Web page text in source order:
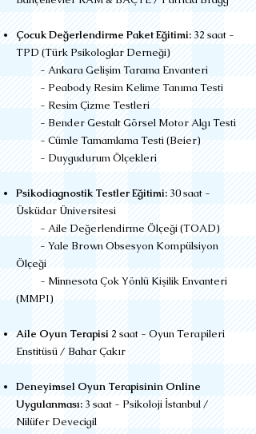
Çocuk Değerlendirme Paket Eğitimi: 32 saat -
TPD (Türk Psikologlar Derneği)
- Ankara Gelişim Tarama Envanteri
- Peabody Resim Kelime Tanıma Testi
- Resim Çizme Testleri
- Bender Gestalt Görsel Motor Algı Testi
- Cümle Tamamlama Testi (Beier)
- Duygudurum Ölçekleri
Psikodiagnostik Testler Eğitimi: 30 saat -
Üsküdar Üniversitesi
- Aile Değerlendirme Ölçeği (TOAD)
- Yale Brown Obsesyon Kompülsiyon
Ölçeği
- Minnesota Çok Yönlü Kişilik Envanteri
(MMPI)
Aile Oyun Terapisi 2 saat - Oyun Terapileri
Enstitüsü / Bahar Çakır
Deneyimsel Oyun Terapisinin Online
Uygulanması: 3 saat - Psikoloji İstanbul /
Nilüfer Devecigil